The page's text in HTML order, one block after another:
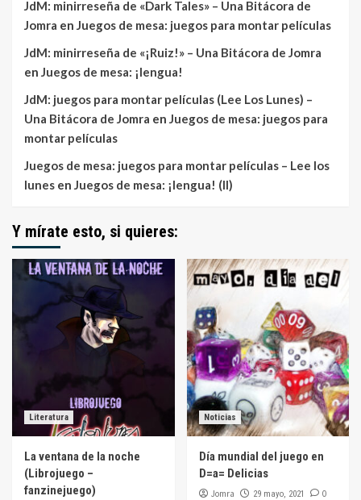
JdM: minirreseña de «Dark Tales» – Una Bitácora de
Jomra en Juegos de mesa: juegos para montar películas
JdM: minirreseña de «¡Ruiz!» – Una Bitácora de Jomra
en Juegos de mesa: ¡lengua!
JdM: juegos para montar películas (Lee Los Lunes) –
Una Bitácora de Jomra en Juegos de mesa: juegos para
montar películas
Juegos de mesa: juegos para montar películas – Lee los
lunes en Juegos de mesa: ¡lengua! (II)
Y mírate esto, si quieres:
Literatura
La ventana de la noche
(Librojuego –
fanzinejuego)
Noticias
Día mundial del juego en
D=a= Delicias
Jomra 29 mayo, 2021 0